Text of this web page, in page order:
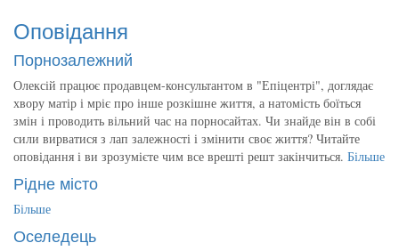
Оповідання
Порнозалежний
Олексій працює продавцем-консультантом в "Епіцентрі", доглядає
хвору матір і мріє про інше розкішне життя, а натомість боїться
змін і проводить вільний час на порносайтах. Чи знайде він в собі
сили вирватися з лап залежності і змінити своє життя? Читайте
оповідання і ви зрозумієте чим все врешті решт закінчиться. Більше
Рідне місто
Більше
Оселедець